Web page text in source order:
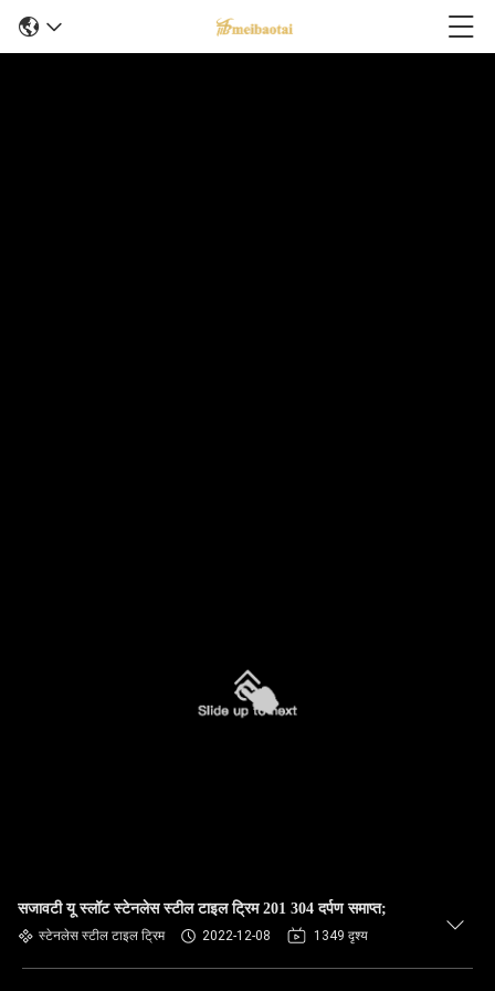
सजावटी यू स्लॉट स्टेनलेस स्टील टाइल ट्रिम 201 304 दर्पण समाप्त;
स्टेनलेस स्टील टाइल ट्रिम 2022-12-08 1349 दृश्य